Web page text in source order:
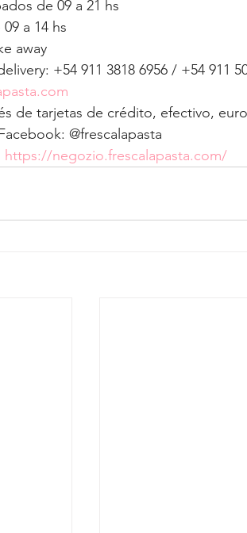
de 09 a 21 hs
a 14 hs
away
+54 911 3818 6956 / +54 911
de tarjetas de crédito, efectivo,
@frescalapasta
https://negozio.frescalapasta.com/